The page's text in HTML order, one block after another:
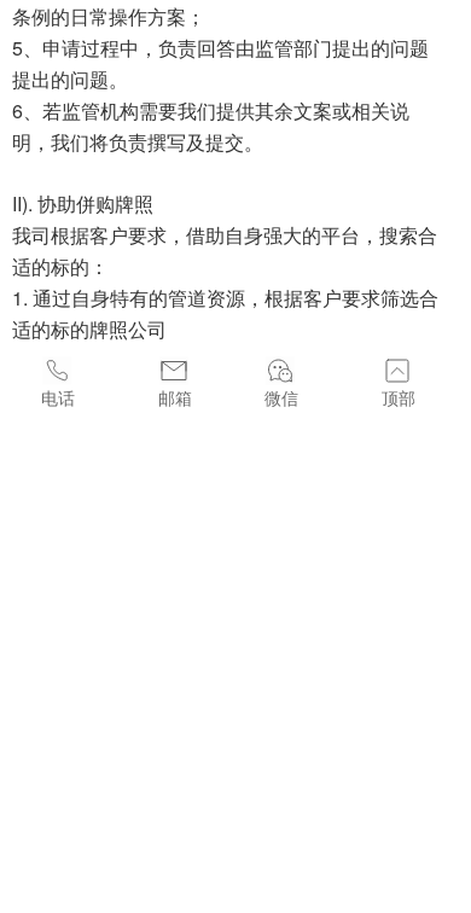
电话 邮箱 微信 顶部
条例的日常操作方案；
5、申请过程中，负责回答由监管部门提出的问题
提出的问题。
6、若监管机构需要我们提供其余文案或相关说
明，我们将负责撰写及提交。
II). 协助併购牌照
我司根据客户要求，借助自身强大的平台，搜索合
适的标的：
1. 通过自身特有的管道资源，根据客户要求筛选合
适的标的牌照公司
2. 对标的公司进行前期的审查，确定标的公司在反
洗钱、债务、法规方面乾净